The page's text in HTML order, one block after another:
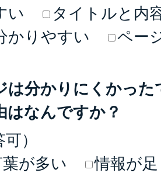
い
タイトルと内
かりやすい
ペー
は分かりにくかっ
はなんですか？
）
が多い
情報が